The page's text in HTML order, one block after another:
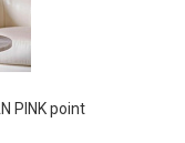
PINK point